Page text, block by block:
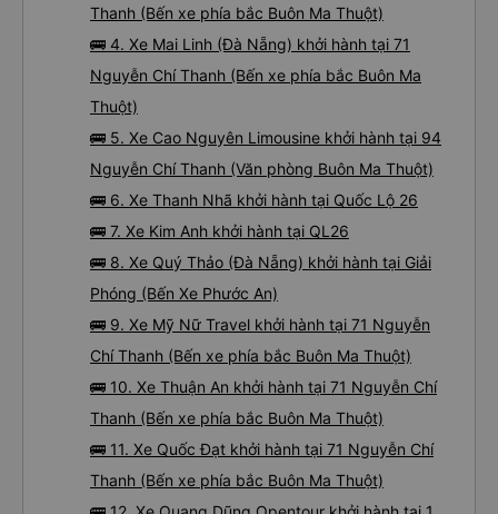
Thanh (Bến xe phía bắc Buôn Ma Thuột)
🚌 4. Xe Mai Linh (Đà Nẵng) khởi hành tại 71
Nguyễn Chí Thanh (Bến xe phía bắc Buôn Ma
Thuột)
🚌 5. Xe Cao Nguyên Limousine khởi hành tại 94
Nguyễn Chí Thanh (Văn phòng Buôn Ma Thuột)
🚌 6. Xe Thanh Nhã khởi hành tại Quốc Lộ 26
🚌 7. Xe Kim Anh khởi hành tại QL26
🚌 8. Xe Quý Thảo (Đà Nẵng) khởi hành tại Giải
Phóng (Bến Xe Phước An)
🚌 9. Xe Mỹ Nữ Travel khởi hành tại 71 Nguyễn
Chí Thanh (Bến xe phía bắc Buôn Ma Thuột)
🚌 10. Xe Thuận An khởi hành tại 71 Nguyễn Chí
Thanh (Bến xe phía bắc Buôn Ma Thuột)
🚌 11. Xe Quốc Đạt khởi hành tại 71 Nguyễn Chí
Thanh (Bến xe phía bắc Buôn Ma Thuột)